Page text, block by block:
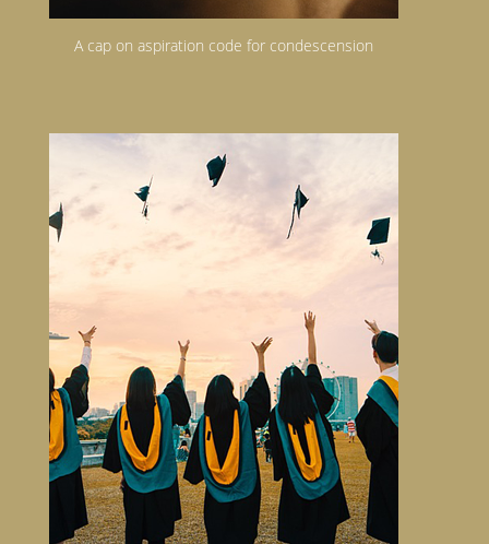
A cap on aspiration code for condescension